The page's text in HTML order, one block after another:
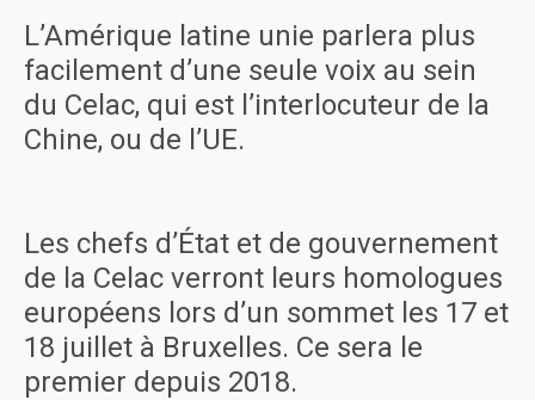
L’Amérique latine unie parlera plus
facilement d’une seule voix au sein
du Celac, qui est l’interlocuteur de la
Chine, ou de l’UE.
Les chefs d’État et de gouvernement
de la Celac verront leurs homologues
européens lors d’un sommet les 17 et
18 juillet à Bruxelles. Ce sera le
premier depuis 2018.